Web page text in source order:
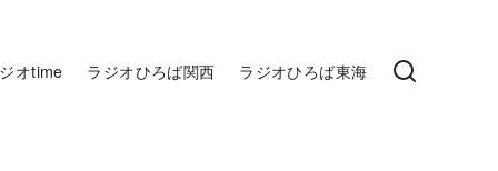
オtime ラジオひろば関西 ラジオひろば東海